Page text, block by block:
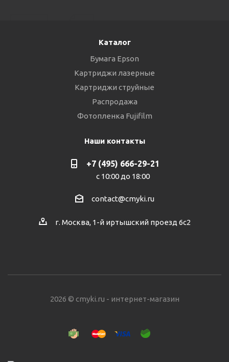
Каталог
Бумага Epson
Картриджи лазерные
Картриджи струйные
Распродажа
Фотопленка Fujifilm
Наши контакты
+7 (495) 666-29-21
с 10:00 до 18:00
contact@cmyki.ru
г. Москва, 1-й иртышский проезд 6с2
2026 © cmyki.ru - интернет-магазин